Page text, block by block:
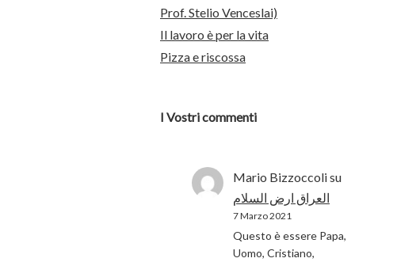
Prof. Stelio Venceslai)
Il lavoro è per la vita
Pizza e riscossa
I Vostri commenti
Mario Bizzoccolisu
العراق ارض السلام
7 Marzo 2021
Questo è essere Papa,
Uomo, Cristiano,